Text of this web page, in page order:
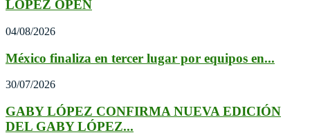
LÓPEZ OPEN
04/08/2026
México finaliza en tercer lugar por equipos en...
30/07/2026
GABY LÓPEZ CONFIRMA NUEVA EDICIÓN
DEL GABY LÓPEZ...